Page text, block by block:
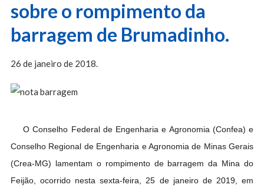
sobre o rompimento da
barragem de Brumadinho.
26 de janeiro de 2018.
O Conselho Federal de Engenharia e Agronomia (Confea) e
Conselho Regional de Engenharia e Agronomia de Minas Gerais
(Crea-MG) lamentam o rompimento de barragem da Mina do
Feijão, ocorrido nesta sexta-feira, 25 de janeiro de 2019, em